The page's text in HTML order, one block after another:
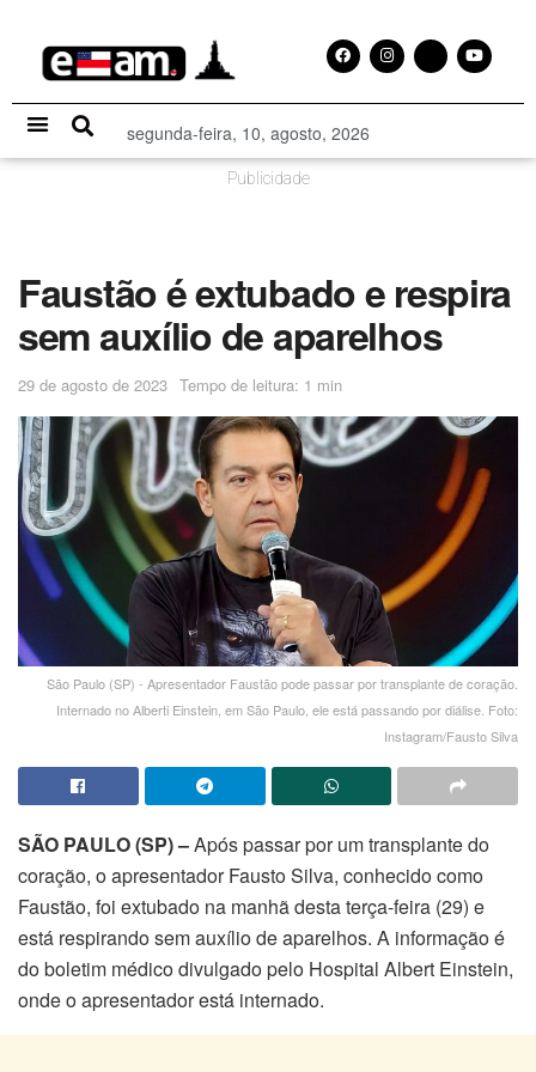
segunda-feira, 10, agosto, 2026
Publicidade
Faustão é extubado e respira
sem auxílio de aparelhos
29 de agosto de 2023 Tempo de leitura: 1 min
São Paulo (SP) - Apresentador Faustão pode passar por transplante de coração.
Internado no Alberti Einstein, em São Paulo, ele está passando por diálise. Foto:
Instagram/Fausto Silva
SÃO PAULO (SP) –Após passar por um transplante do
coração, o apresentador Fausto Silva, conhecido como
Faustão, foi extubado na manhã desta terça-feira (29) e
está respirando sem auxílio de aparelhos. A informação é
do boletim médico divulgado pelo Hospital Albert Einstein,
onde o apresentador está internado.